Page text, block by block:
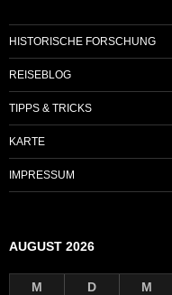
HISTORISCHE FORSCHUNG
REISEBLOG
TIPPS & TRICKS
KARTE
IMPRESSUM
AUGUST 2026
M D M